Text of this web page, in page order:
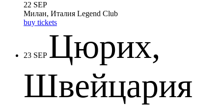
22 SEP
Милан, Италия Legend Club
buy tickets
23 SEP Цюрих,
Швейцария